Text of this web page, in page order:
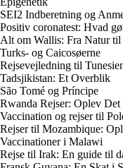
SEI2 Indberetning og
Positiv coronatest: Hvad
Alt om Wallis: Fra Natur
Turks- og Caicosøerne
Rejsevejledning til
Tadsjikistan: Et Overblik
São Tomé og Príncipe
Rwanda Rejser: Oplev
Vaccination og rejser til
Rejser til Mozambique:
Vaccinationer i Malawi
Rejse til Irak: En guide til